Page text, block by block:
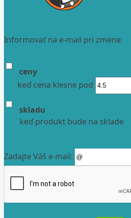
Informovať na e-mail pri zmene:
ceny
keď cena klesne pod
skladu
keď produkt bude na sklade
Zadajte Váš e-mail: